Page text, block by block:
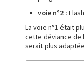
voie n°2 :
La voie n°1 était
cette déviance de
serait plus